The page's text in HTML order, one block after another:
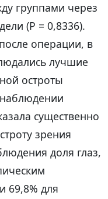
группами через
(P = 0,8336).
операции, в
лучшие
остроты
существенно
зрения
доля глаз,
69,8% для